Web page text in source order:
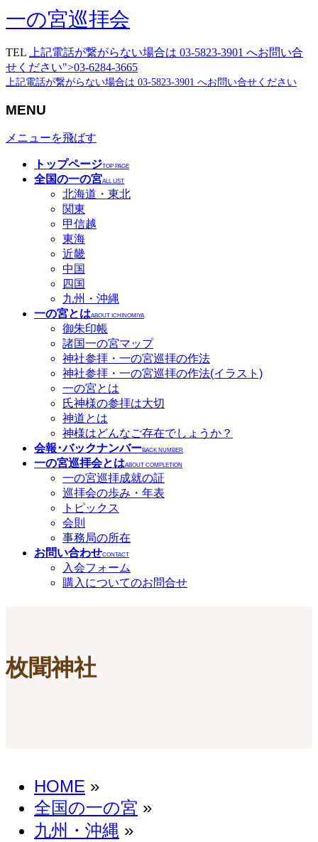
一の宮巡拝会
TEL
上記電話が繋がらない場合は 03-5823-3901 へお問い合
せください">03-6284-3665
上記電話が繋がらない場合は 03-5823-3901 へお問い合せください
MENU
メニューを飛ばす
トップページTOP PAGE
全国の一の宮ALL LIST
北海道・東北
関東
甲信越
東海
近畿
中国
四国
九州・沖縄
一の宮とはABOUT ICHINOMIYA
御朱印帳
諸国一の宮マップ
神社参拝・一の宮巡拝の作法
神社参拝・一の宮巡拝の作法(イラスト)
一の宮とは
氏神様の参拝は大切
神道とは
神様はどんなご存在でしょうか？
会報･バックナンバーBACK NUMBER
一の宮巡拝会とはABOUT COMPLETION
一の宮巡拝成就の証
巡拝会の歩み・年表
トピックス
会則
事務局の所在
お問い合わせCONTACT
入会フォーム
購入についてのお問合せ
枚聞神社
HOME »
全国の一の宮 »
九州・沖縄 »